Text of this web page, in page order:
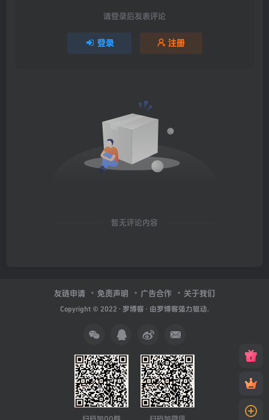
请登录后发表评论
登录 注册
暂无评论内容
友链申请 免责声明 广告合作 关于我们
Copyright © 2022 · 罗博客 · 由罗博客强力驱动.